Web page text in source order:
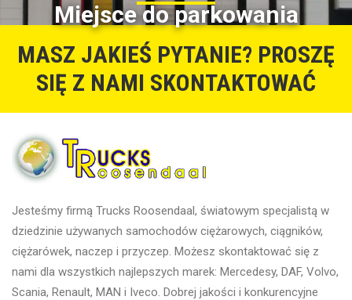
Miejsce do parkowania
MASZ JAKIEŚ PYTANIE? PROSZĘ
SIĘ Z NAMI SKONTAKTOWAĆ
Jesteśmy firmą Trucks Roosendaal, światowym specjalistą w
dziedzinie używanych samochodów ciężarowych, ciągników,
ciężarówek, naczep i przyczep. Możesz skontaktować się z
nami dla wszystkich najlepszych marek: Mercedesy, DAF, Volvo,
Scania, Renault, MAN i Iveco. Dobrej jakości i konkurencyjne